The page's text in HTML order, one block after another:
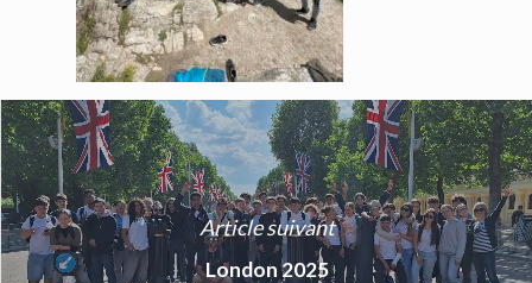
Article suivant
London 2025